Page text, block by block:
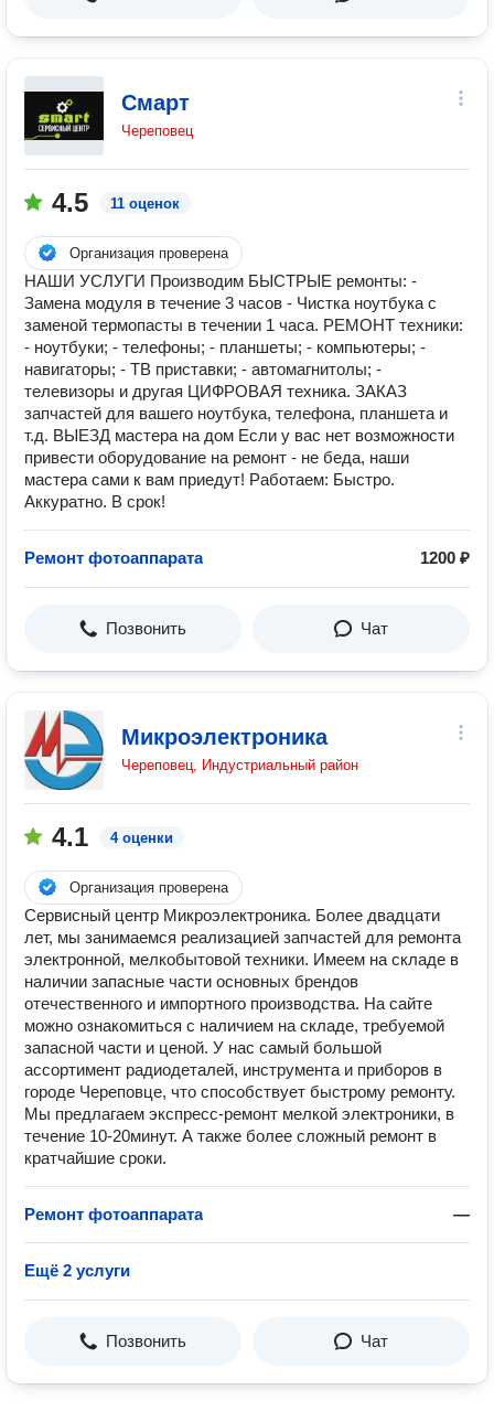
Смарт
Череповец
4.5 11 оценок
Организация проверена
НАШИ УСЛУГИ Производим БЫСТРЫЕ ремонты: -
Замена модуля в течение 3 часов - Чистка ноутбука с
заменой термопасты в течении 1 часа. РЕМОНТ техники:
- ноутбуки; - телефоны; - планшеты; - компьютеры; -
навигаторы; - ТВ приставки; - автомагнитолы; -
телевизоры и другая ЦИФРОВАЯ техника. ЗАКАЗ
запчастей для вашего ноутбука, телефона, планшета и
т.д. ВЫЕЗД мастера на дом Если у вас нет возможности
привести оборудование на ремонт - не беда, наши
мастера сами к вам приедут! Работаем: Быстро.
Аккуратно. В срок!
Ремонт фотоаппарата 1200 ₽
Позвонить Чат
Микроэлектроника
Череповец, Индустриальный район
4.1 4 оценки
Организация проверена
Сервисный центр Микроэлектроника. Более двадцати
лет, мы занимаемся реализацией запчастей для ремонта
электронной, мелкобытовой техники. Имеем на складе в
наличии запасные части основных брендов
отечественного и импортного производства. На сайте
можно ознакомиться с наличием на складе, требуемой
запасной части и ценой. У нас самый большой
ассортимент радиодеталей, инструмента и приборов в
городе Череповце, что способствует быстрому ремонту.
Мы предлагаем экспресс-ремонт мелкой электроники, в
течение 10-20минут. А также более сложный ремонт в
кратчайшие сроки.
Ремонт фотоаппарата —
Ещё 2 услуги
Позвонить Чат